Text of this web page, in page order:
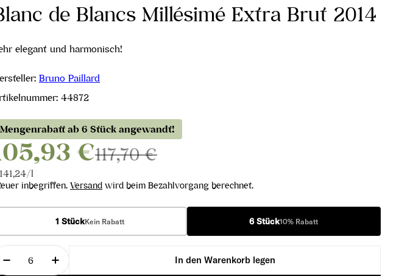
de Blancs Millésimé Extra Brut 2014
elegant und harmonisch!
Bruno Paillard
44872
Mengenrabatt ab 6 Stück angewandt!
€117,70 €
/pro
l
inbegriffen. Versand wird beim Bezahlvorgang berechnet.
1 StückKein Rabatt 6 Stück10% Rabatt
Menge für Blanc de Blancs Millésimé Extra Brut 2014 verringern
Menge für Blanc de Blancs Millésimé Extra Brut 2014 erhöhen
In den Warenkorb legen